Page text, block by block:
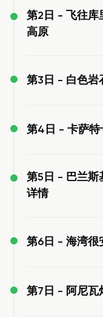
第2日 -
飞往
高原
第3日 - 白色岩
第4日 - 卡萨特
第5日 - 巴兰斯
详情
第6日 - 海湾很
第7日 - 阿尼瓦